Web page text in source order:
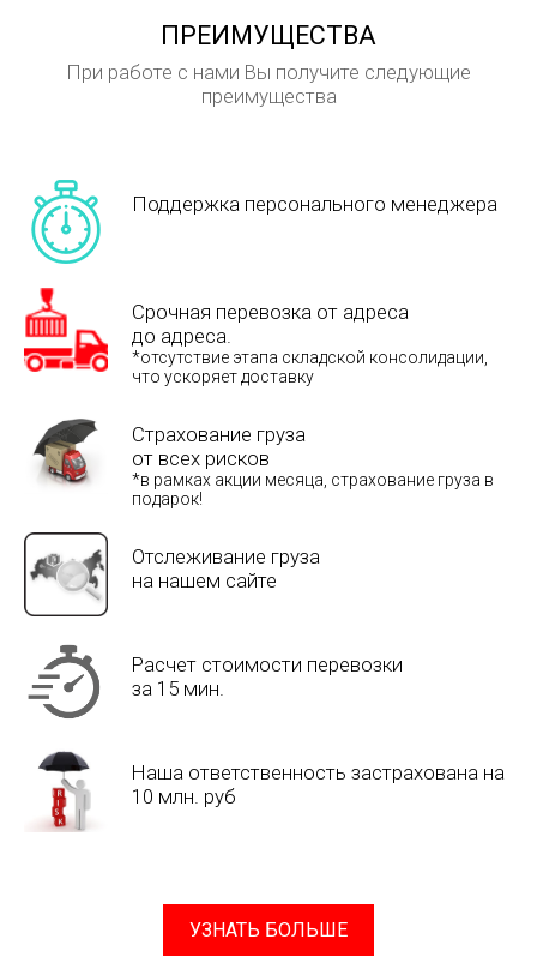
ПРЕИМУЩЕСТВА
При работе с нами Вы получите следующие
преимущества
Поддержка персонального менеджера
Срочная перевозка от адреса
до адреса.
*отсутствие этапа складской консолидации,
что ускоряет доставку
Страхование груза
от всех рисков
*в рамках акции месяца, страхование груза в
подарок!
Отслеживание груза
на нашем сайте
Расчет стоимости перевозки
за 15 мин.
Наша ответственность застрахована на
10 млн. руб
УЗНАТЬ БОЛЬШЕ